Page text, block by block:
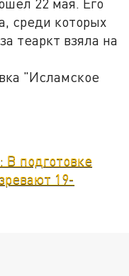
среди которых
теаркт взяла на
"Исламское
подготовке
19-